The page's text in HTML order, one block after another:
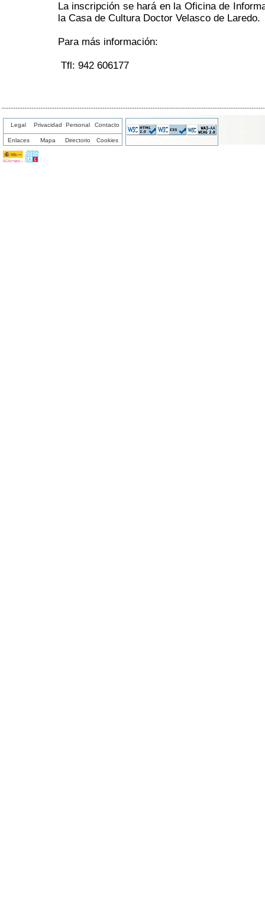
La inscripción se hará en la Oficina de
la Casa de Cultura Doctor Velasco de Laredo.
Para más información:
Tfl: 942 606177
Legal Privacidad Personal Contacto
Enlaces Mapa Directorio Cookies